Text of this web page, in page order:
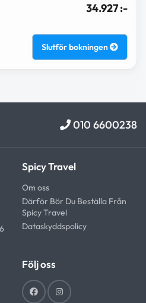
34.927 :-
Slutför bokningen
010 6600238
Spicy Travel
Om oss
Därför Bör Du Beställa Från
Spicy Travel
Dataskyddspolicy
Följ oss